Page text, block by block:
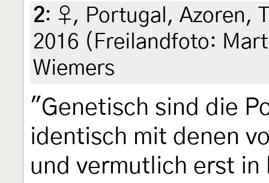
2: ♀, Portugal, Azoren,
2016 (Freilandfoto:
Wiemers
"Genetisch sind die
identisch mit denen
und vermutlich erst